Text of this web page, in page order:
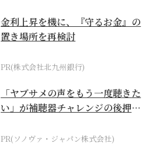
金利上昇を機に、『守るお金』の
置き場所を再検討
PR(株式会社北九州銀行)
「ヤブサメの声をもう一度聴きた
い」が補聴器チャレンジの後押し
PR(ソノヴァ・ジャパン株式会社)